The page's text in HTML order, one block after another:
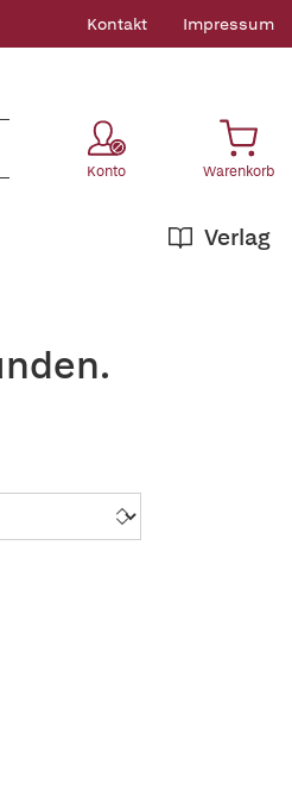
Kontakt Impressum
Konto Warenkorb
Verlag